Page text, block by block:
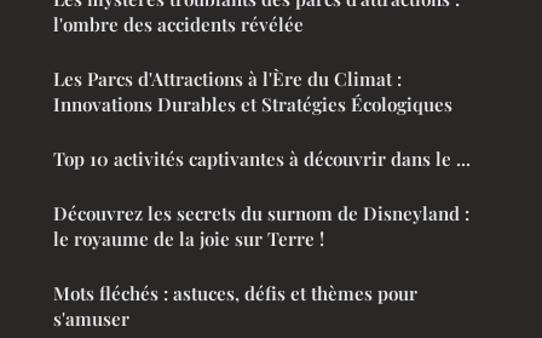
l'ombre des accidents révélée
Les Parcs d'Attractions à l'Ère du Climat :
Innovations Durables et Stratégies Écologiques
Top 10 activités captivantes à découvrir dans le ...
Découvrez les secrets du surnom de Disneyland :
le royaume de la joie sur Terre !
Mots fléchés : astuces, défis et thèmes pour
s'amuser